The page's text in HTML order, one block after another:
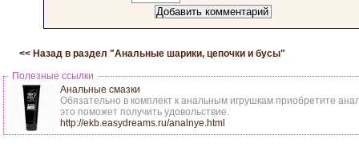
<< Назад в раздел "Анальные шарики, цепочки и бусы"
Полезные ссылки
Анальные смазки
Обязательно в комплект к анальным игрушкам приобретите
это поможет получить удовольствие.
http://ekb.easydreams.ru/analnye.html